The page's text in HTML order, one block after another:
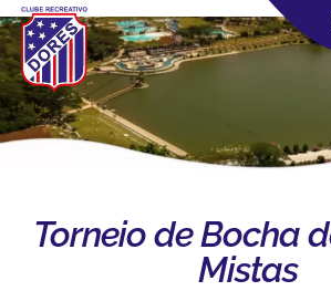
Torneio de Bocha
Mistas